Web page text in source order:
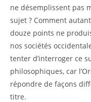
ne désemplissent pas
sujet ? Comment
douze points ne
nos sociétés
tenter d’interroger ce
philosophiques, car
répondre de façons
titre.